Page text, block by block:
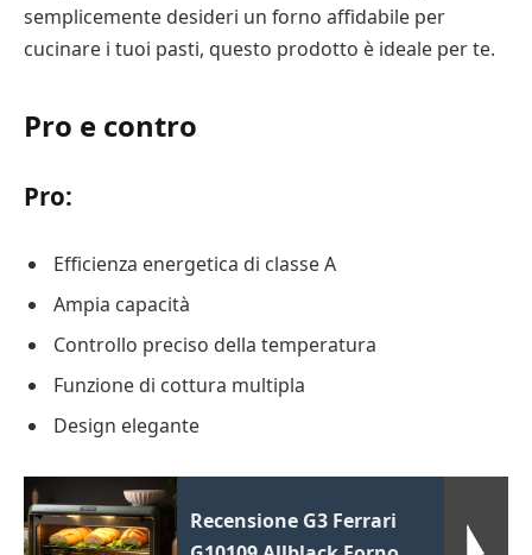
semplicemente desideri un forno affidabile per
cucinare i tuoi pasti, questo prodotto è ideale per te.
Pro e contro
Pro:
Efficienza energetica di classe A
Ampia capacità
Controllo preciso della temperatura
Funzione di cottura multipla
Design elegante
Recensione G3 Ferrari